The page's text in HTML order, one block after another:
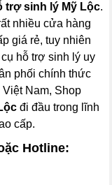
trợ sinh lý Mỹ Lộc.
nhiều cửa hàng
giá rẻ, tuy nhiên
hỗ trợ sinh lý uy
phối chính thức
Nam, Shop
đi đầu trong lĩnh
cấp.
Hotline: